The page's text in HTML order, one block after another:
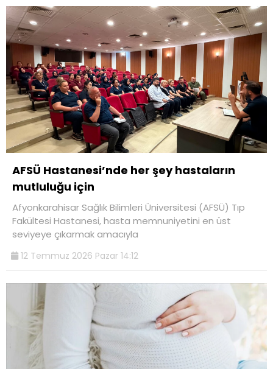
AFSÜ Hastanesi’nde her şey hastaların
mutluluğu için
Afyonkarahisar Sağlık Bilimleri Üniversitesi (AFSÜ) Tıp
Fakültesi Hastanesi, hasta memnuniyetini en üst
seviyeye çıkarmak amacıyla
12 Temmuz 2026 Pazar 14:12